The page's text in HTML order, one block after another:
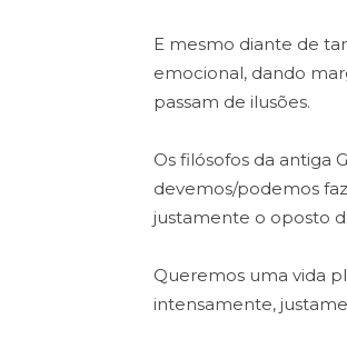
E mesmo diante de
emocional, dando
passam de ilusões.
Os filósofos da antiga
devemos/podemos
justamente o oposto
Queremos uma vida
intensamente,